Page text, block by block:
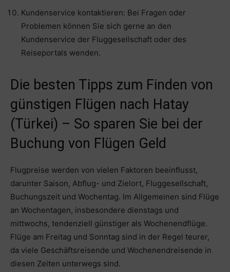
Kundenservice kontaktieren: Bei Fragen oder
Problemen können Sie sich gerne an den
Kundenservice der Fluggesellschaft oder des
Reiseportals wenden.
Die besten Tipps zum Finden von
günstigen Flügen nach Hatay
(Türkei) – So sparen Sie bei der
Buchung von Flügen Geld
Flugpreise werden von vielen Faktoren beeinflusst,
darunter Saison, Abflug- und Zielort, Fluggesellschaft,
Buchungszeit und Wochentag. Im Allgemeinen sind Flüge
an Wochentagen, insbesondere dienstags und
mittwochs, tendenziell günstiger als Wochenendflüge.
Flüge am Freitag und Sonntag sind in der Regel teurer,
da viele Geschäftsreisende und Wochenendreisende in
diesen Zeiten unterwegs sind.